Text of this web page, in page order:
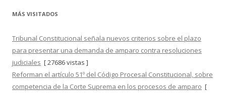
MÁS VISITADOS
Tribunal Constitucional señala nuevos criterios sobre el plazo
para presentar una demanda de amparo contra resoluciones
judiciales [ 27686 vistas ]
Reforman el artículo 51º del Código Procesal Constitucional, sobre
competencia de la Corte Suprema en los procesos de amparo [